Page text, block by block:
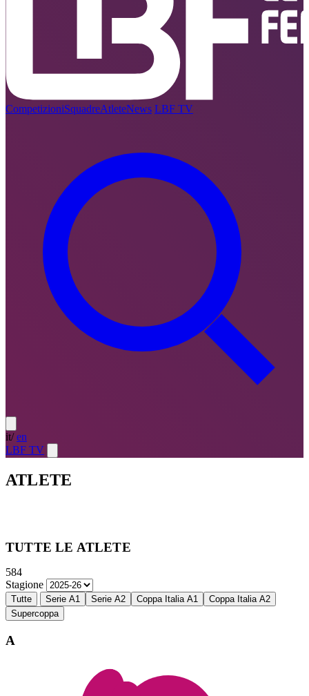
CompetizioniSquadreAtleteNews LBF TV
it/ en
LBF TV
ATLETE
TUTTE LE ATLETE
584
Stagione
Tutte Serie A1 Serie A2 Coppa Italia A1
Coppa Italia A2
Supercoppa
A